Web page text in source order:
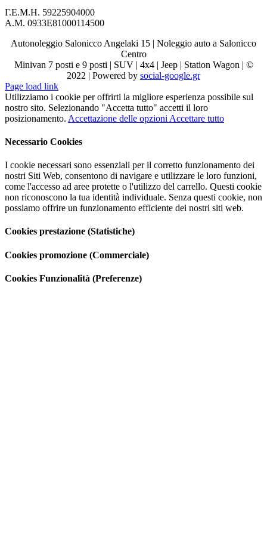
Γ.Ε.Μ.Η. 59225904000
Α.Μ. 0933Ε81000114500
Autonoleggio Salonicco Angelaki 15 | Noleggio auto a Salonicco
Centro
Minivan 7 posti e 9 posti | SUV | 4x4 | Jeep | Station Wagon | ©
2022 | Powered by social-google.gr
Page load link
Utilizziamo i cookie per offrirti la migliore esperienza possibile sul
nostro sito. Selezionando "Accetta tutto" accetti il ​​loro
posizionamento. Accettazione delle opzioni Accettare tutto
Necessario Cookies
I cookie necessari sono essenziali per il corretto funzionamento dei
nostri Siti Web, consentono di navigare e utilizzare le loro funzioni,
come l'accesso ad aree protette o l'utilizzo del carrello. Questi cookie
non riconoscono la tua identità individuale. Senza questi cookie, non
possiamo offrire un funzionamento efficiente dei nostri siti web.
Cookies prestazione (Statistiche)
Cookies promozione (Commerciale)
Cookies Funzionalità (Preferenze)